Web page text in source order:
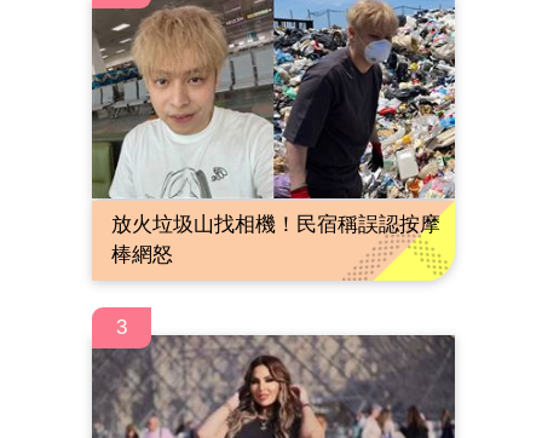
放火垃圾山找相機！民宿稱誤認按摩
棒網怒
3